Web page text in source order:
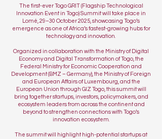
The first-ever Togo GRIT (Flagship Technological
Innovation Event in Togo) Summit will take place in
Lomé, 29–30 October 2025, showcasing Togo’s
emergence as one of Africa’s fastest-growing hubs for
technology and innovation.
Organized in collaboration with the Ministry of Digital
Economy and Digital Transformation of Togo, the
Federal Ministry for Economic Cooperation and
Development (BMZ – Germany), the Ministry of Foreign
and European Affairs of Luxembourg, and the
European Union through GIZ Togo, this summit will
bring together startups, investors, policymakers, and
ecosystem leaders from across the continent and
beyond to strengthen connections with Togo’s
innovation ecosystem.
The summit will highlight high-potential startups at